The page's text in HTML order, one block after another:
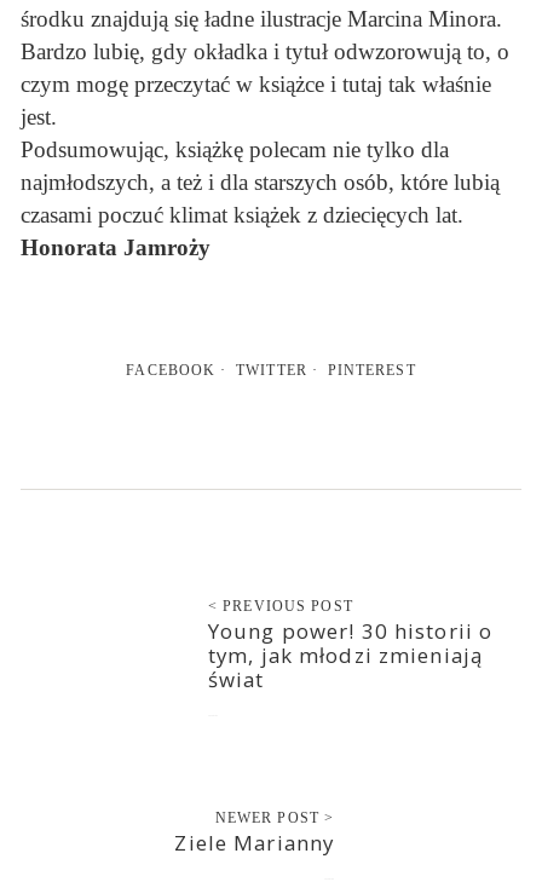
środku znajdują się ładne ilustracje Marcina Minora.
Bardzo lubię, gdy okładka i tytuł odwzorowują to, o
czym mogę przeczytać w książce i tutaj tak właśnie
jest.
Podsumowując, książkę polecam nie tylko dla
najmłodszych, a też i dla starszych osób, które lubią
czasami poczuć klimat książek z dziecięcych lat.
Honorata Jamroży
FACEBOOK TWITTER PINTEREST
< PREVIOUS POST
Young power! 30 historii o
tym, jak młodzi zmieniają
świat
NEWER POST >
Ziele Marianny